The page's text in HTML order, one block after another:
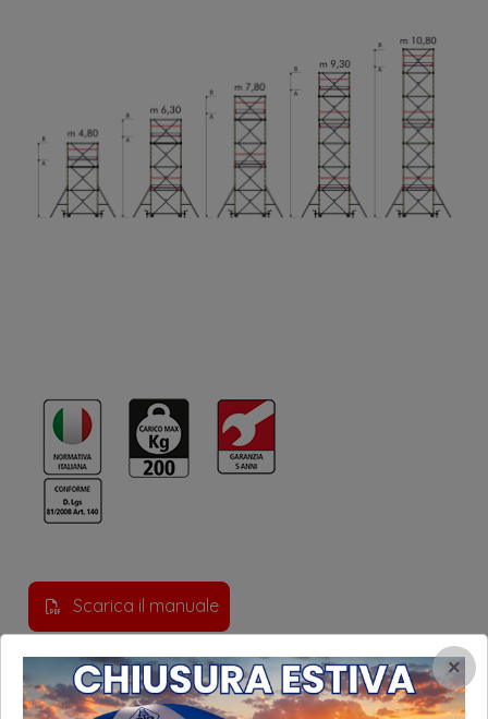
Scarica il manuale
ACCESSORI / PARTICOLARI
×